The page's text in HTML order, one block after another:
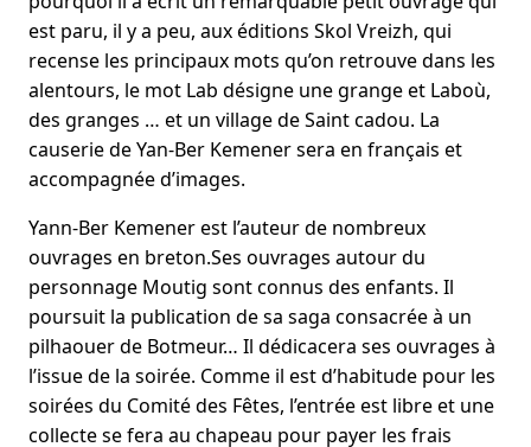
est paru, il y a peu, aux éditions Skol Vreizh, qui
recense les principaux mots qu’on retrouve dans les
alentours, le mot Lab désigne une grange et Laboù,
des granges … et un village de Saint cadou. La
causerie de Yan-Ber Kemener sera en français et
accompagnée d’images.
Yann-Ber Kemener est l’auteur de nombreux
ouvrages en breton.Ses ouvrages autour du
personnage Moutig sont connus des enfants. Il
poursuit la publication de sa saga consacrée à un
pilhaouer de Botmeur… Il dédicacera ses ouvrages à
l’issue de la soirée. Comme il est d’habitude pour les
soirées du Comité des Fêtes, l’entrée est libre et une
collecte se fera au chapeau pour payer les frais